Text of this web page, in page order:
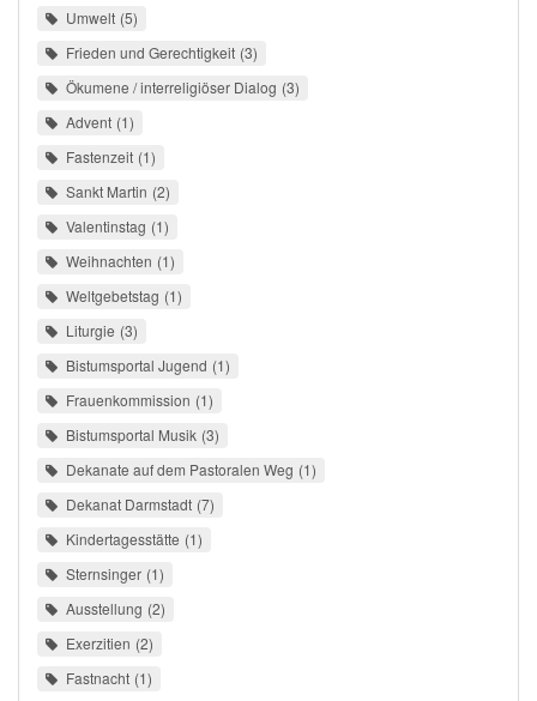
Umwelt 5
Frieden und Gerechtigkeit 3
Ökumene / interreligiöser Dialog 3
Advent 1
Fastenzeit 1
Sankt Martin 2
Valentinstag 1
Weihnachten 1
Weltgebetstag 1
Liturgie 3
Bistumsportal Jugend 1
Frauenkommission 1
Bistumsportal Musik 3
Dekanate auf dem Pastoralen Weg 1
Dekanat Darmstadt 7
Kindertagesstätte 1
Sternsinger 1
Ausstellung 2
Exerzitien 2
Fastnacht 1